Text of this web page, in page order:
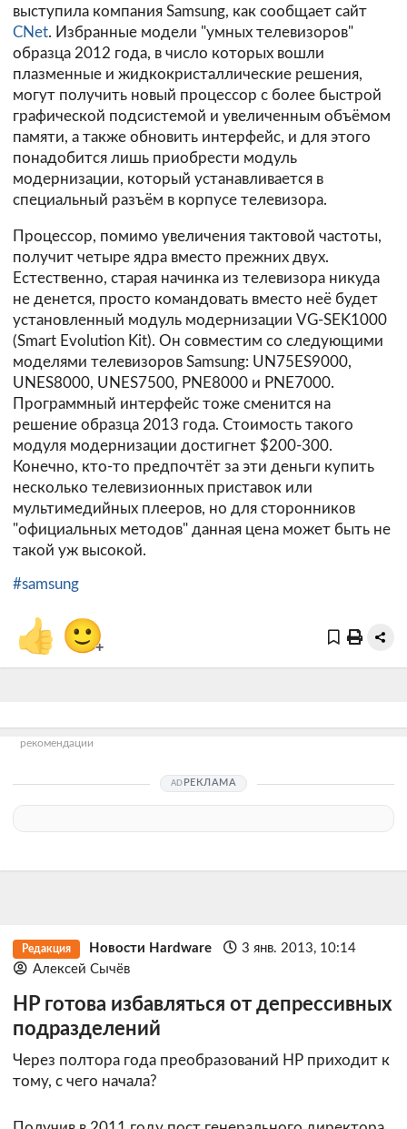
выступила компания Samsung, как сообщает сайт
CNet. Избранные модели "умных телевизоров"
образца 2012 года, в число которых вошли
плазменные и жидкокристаллические решения,
могут получить новый процессор с более быстрой
графической подсистемой и увеличенным объёмом
памяти, а также обновить интерфейс, и для этого
понадобится лишь приобрести модуль
модернизации, который устанавливается в
специальный разъём в корпусе телевизора.
Процессор, помимо увеличения тактовой частоты,
получит четыре ядра вместо прежних двух.
Естественно, старая начинка из телевизора никуда
не денется, просто командовать вместо неё будет
установленный модуль модернизации VG-SEK1000
(Smart Evolution Kit). Он совместим со следующими
моделями телевизоров Samsung: UN75ES9000,
UNES8000, UNES7500, PNE8000 и PNE7000.
Программный интерфейс тоже сменится на
решение образца 2013 года. Стоимость такого
модуля модернизации достигнет $200-300.
Конечно, кто-то предпочтёт за эти деньги купить
несколько телевизионных приставок или
мультимедийных плееров, но для сторонников
"официальных методов" данная цена может быть не
такой уж высокой.
#samsung
👍 🙂+
рекомендации
РЕКЛАМА
Редакция Новости Hardware
3 янв. 2013, 10:14
Алексей Сычёв
HP готова избавляться от депрессивных
подразделений
Через полтора года преобразований HP приходит к
тому, с чего начала?